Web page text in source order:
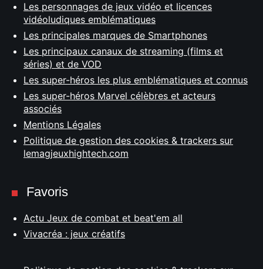
Les personnages de jeux vidéo et licences
vidéoludiques emblématiques
Les principales marques de Smartphones
Les principaux canaux de streaming (films et
séries) et de VOD
Les super-héros les plus emblématiques et connus
Les super-héros Marvel célèbres et acteurs
associés
Mentions Légales
Politique de gestion des cookies & trackers sur
lemagjeuxhightech.com
Favoris
Actu Jeux de combat et beat'em all
Vivacréa : jeux créatifs